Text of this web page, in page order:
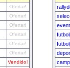
Ofertar!
Ofertar!
Ofertar!
Ofertar!
Ofertar!
Ofertar!
Vendido!